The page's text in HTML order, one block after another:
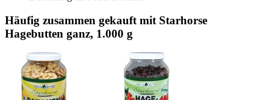
Häufig zusammen gekauft mit Starhorse
Hagebutten ganz, 1.000 g